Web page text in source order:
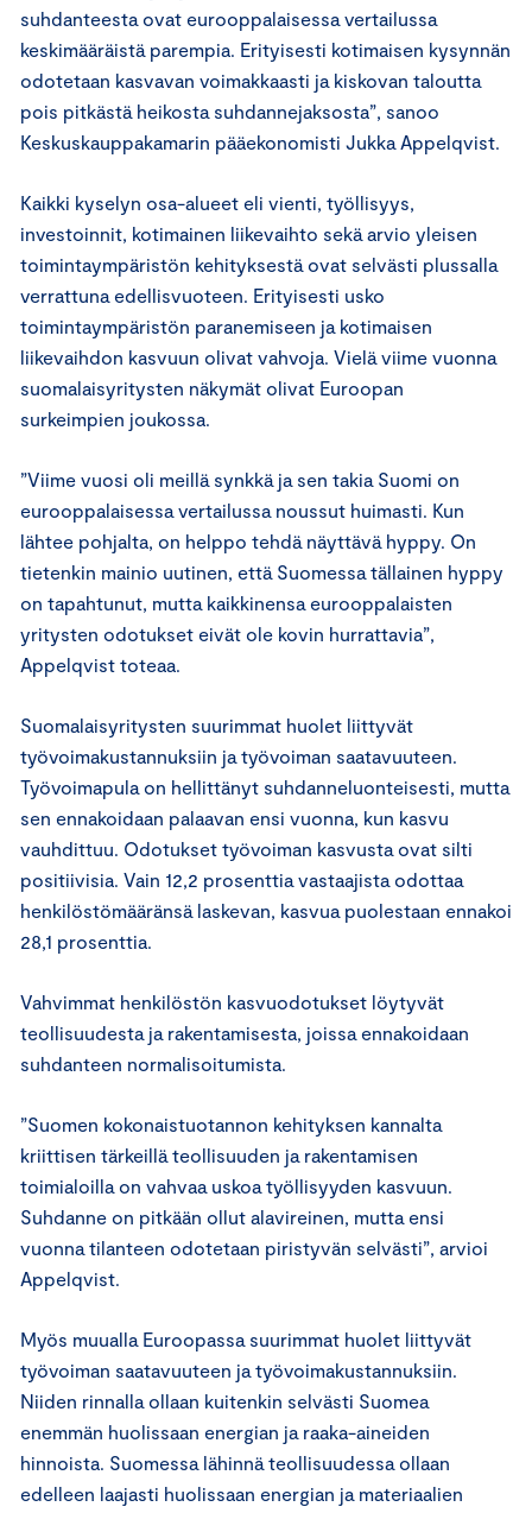
suhdanteesta ovat eurooppalaisessa vertailussa
keskimääräistä parempia. Erityisesti kotimaisen kysynnän
odotetaan kasvavan voimakkaasti ja kiskovan taloutta
pois pitkästä heikosta suhdannejaksosta”, sanoo
Keskuskauppakamarin pääekonomisti Jukka Appelqvist.
Kaikki kyselyn osa-alueet eli vienti, työllisyys,
investoinnit, kotimainen liikevaihto sekä arvio yleisen
toimintaympäristön kehityksestä ovat selvästi plussalla
verrattuna edellisvuoteen. Erityisesti usko
toimintaympäristön paranemiseen ja kotimaisen
liikevaihdon kasvuun olivat vahvoja. Vielä viime vuonna
suomalaisyritysten näkymät olivat Euroopan
surkeimpien joukossa.
”Viime vuosi oli meillä synkkä ja sen takia Suomi on
eurooppalaisessa vertailussa noussut huimasti. Kun
lähtee pohjalta, on helppo tehdä näyttävä hyppy. On
tietenkin mainio uutinen, että Suomessa tällainen hyppy
on tapahtunut, mutta kaikkinensa eurooppalaisten
yritysten odotukset eivät ole kovin hurrattavia”,
Appelqvist toteaa.
Suomalaisyritysten suurimmat huolet liittyvät
työvoimakustannuksiin ja työvoiman saatavuuteen.
Työvoimapula on hellittänyt suhdanneluonteisesti, mutta
sen ennakoidaan palaavan ensi vuonna, kun kasvu
vauhdittuu. Odotukset työvoiman kasvusta ovat silti
positiivisia. Vain 12,2 prosenttia vastaajista odottaa
henkilöstömääränsä laskevan, kasvua puolestaan ennakoi
28,1 prosenttia.
Vahvimmat henkilöstön kasvuodotukset löytyvät
teollisuudesta ja rakentamisesta, joissa ennakoidaan
suhdanteen normalisoitumista.
”Suomen kokonaistuotannon kehityksen kannalta
kriittisen tärkeillä teollisuuden ja rakentamisen
toimialoilla on vahvaa uskoa työllisyyden kasvuun.
Suhdanne on pitkään ollut alavireinen, mutta ensi
vuonna tilanteen odotetaan piristyvän selvästi”, arvioi
Appelqvist.
Myös muualla Euroopassa suurimmat huolet liittyvät
työvoiman saatavuuteen ja työvoimakustannuksiin.
Niiden rinnalla ollaan kuitenkin selvästi Suomea
enemmän huolissaan energian ja raaka-aineiden
hinnoista. Suomessa lähinnä teollisuudessa ollaan
edelleen laajasti huolissaan energian ja materiaalien